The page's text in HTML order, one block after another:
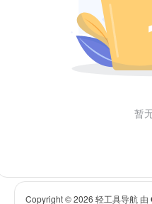
暂
Copyright © 2026 轻工具导航 由